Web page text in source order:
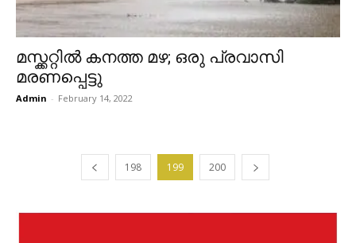
മസ്ക്കറ്റിൽ കനത്ത മഴ; ഒരു പ്രവാസി
മരണപ്പെട്ടു
Admin - February 14, 2022
198 199 200